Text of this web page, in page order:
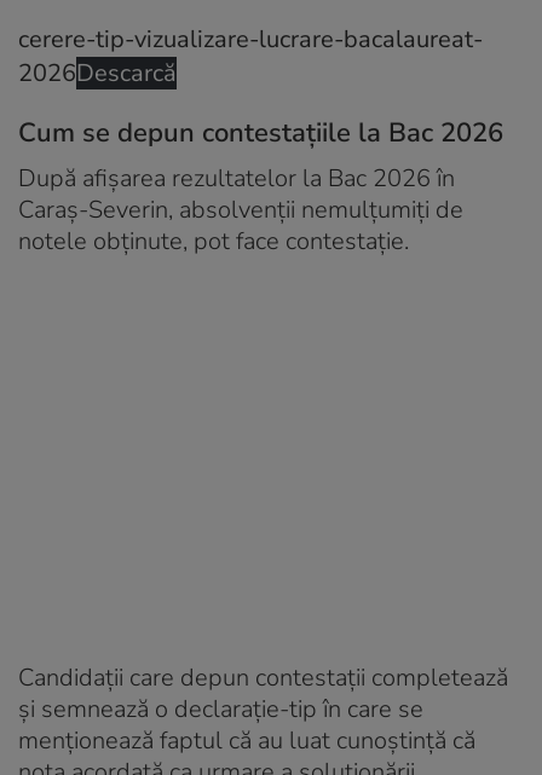
cerere-tip-vizualizare-lucrare-bacalaureat-
2026Descarcă
Cum se depun contestațiile la Bac 2026
După afișarea rezultatelor la Bac 2026 în
Caraș-Severin, absolvenții nemulțumiți de
notele obținute, pot face contestație.
Candidații care depun contestații completează
și semnează o declarație-tip în care se
menționează faptul că au luat cunoștință că